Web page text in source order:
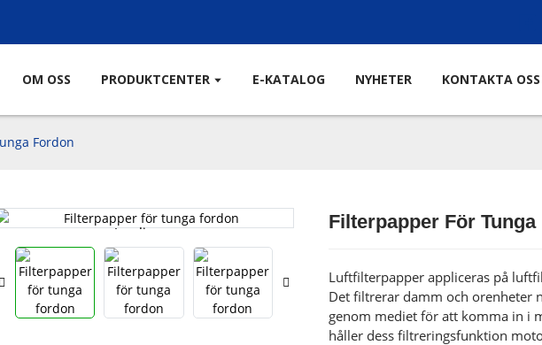
OM OSS PRODUKTCENTER E-KATALOG NYHETER KONTAKTA OSS
Fordon
Loading...
Loading... Loading...
Loading...
Filterpapper För Tunga
Luftfilterpapper appliceras på
Det filtrerar damm och orenheter
genom mediet för att komma in i
håller dess filtreringsfunktion